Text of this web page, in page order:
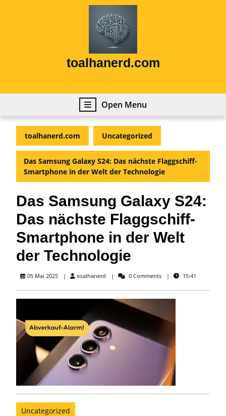
toalhanerd.com
Open Menu
Menu
toalhanerd.com Uncategorized
Das Samsung Galaxy S24: Das nächste Flaggschiff-
Smartphone in der Welt der Technologie
Das Samsung Galaxy S24:
Das nächste Flaggschiff-
Smartphone in der Welt
der Technologie
05 Mai 2025 toalhanerd toalhanerd0 Comments 15:41
Uncategorized